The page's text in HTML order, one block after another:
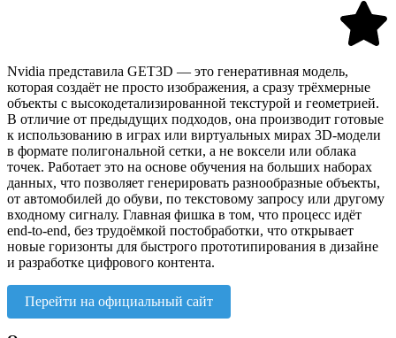
Nvidia представила GET3D — это генеративная модель,
которая создаёт не просто изображения, а сразу трёхмерные
объекты с высокодетализированной текстурой и геометрией.
В отличие от предыдущих подходов, она производит готовые
к использованию в играх или виртуальных мирах 3D-модели
в формате полигональной сетки, а не воксели или облака
точек. Работает это на основе обучения на больших наборах
данных, что позволяет генерировать разнообразные объекты,
от автомобилей до обуви, по текстовому запросу или другому
входному сигналу. Главная фишка в том, что процесс идёт
end-to-end, без трудоёмкой постобработки, что открывает
новые горизонты для быстрого прототипирования в дизайне
и разработке цифрового контента.
Перейти на официальный сайт